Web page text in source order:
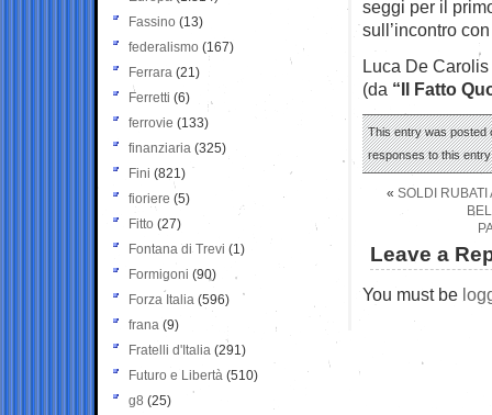
seggi per il
sull’incontro
Luca De Carolis
(da “Il Fatto
This entry was posted
responses to this
« SOLDI RUBATI
Leave a
You must be
Fassino (13)
federalismo (167)
Ferrara (21)
Ferretti (6)
ferrovie (133)
finanziaria (325)
Fini (821)
fioriere (5)
Fitto (27)
Fontana di Trevi (1)
Formigoni (90)
Forza Italia (596)
frana (9)
Fratelli d'Italia (291)
Futuro e Libertà (510)
g8 (25)